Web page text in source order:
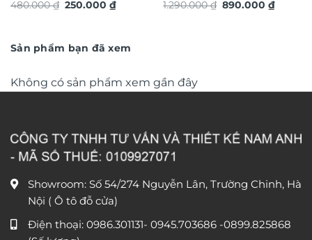
nghệ thuật TG4922S
480.000₫ Giá
250.000₫Giá
nghệ thuật TG4933S
1.290.000₫ Giá
890.000₫Giá
Sản phẩm bạn đã xem
Không có sản phẩm xem gần đây
Showroom: Số 54/274 Nguyễn Lân, Trường Chinh, Hà
Nội ( Ô tô đỗ cửa)
Điện thoại: 0986.301131- 0945.703686 -0899.825868